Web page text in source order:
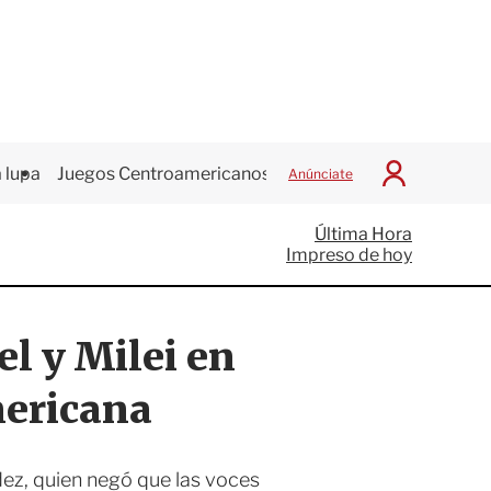
lupa Juegos Centroamericanos Anúnciate
I
c
i
a
Última Hora
Impreso de hoy
y Milei en
quien negó que las voces